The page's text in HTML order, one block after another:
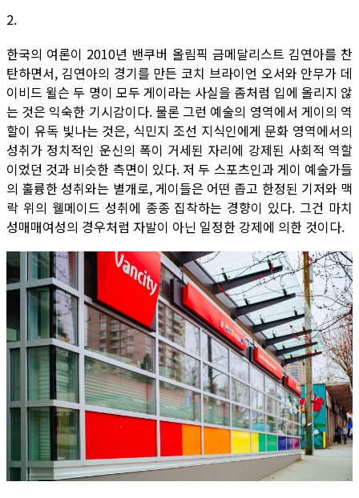
2.
한국의 여론이 2010년 밴쿠버 올림픽 금메달리스트 김연아를 찬
탄하면서, 김연아의 경기를 만든 코치 브라이언 오서와 안무가 데
이비드 윌슨 두 명이 모두 게이라는 사실을 좀처럼 입에 올리지 않
는 것은 익숙한 기시감이다. 물론 그런 예술의 영역에서 게이의 역
할이 유독 빛나는 것은, 식민지 조선 지식인에게 문화 영역에서의
성취가 정치적인 운신의 폭이 거세된 자리에 강제된 사회적 역할
이었던 것과 비슷한 측면이 있다. 저 두 스포츠인과 게이 예술가들
의 훌륭한 성취와는 별개로, 게이들은 어떤 좁고 한정된 기저와 맥
락 위의 웰메이드 성취에 종종 집착하는 경향이 있다. 그건 마치
성매매여성의 경우처럼 자발이 아닌 일정한 강제에 의한 것이다.